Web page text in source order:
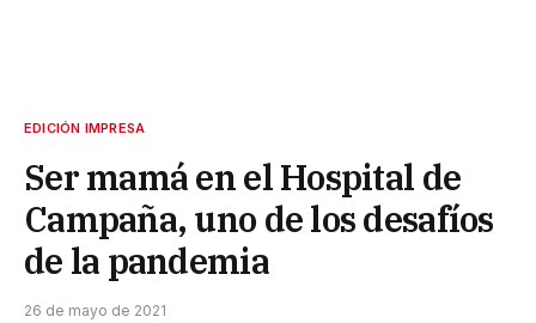
EDICIÓN IMPRESA
Ser mamá en el Hospital de
Campaña, uno de los desafíos
de la pandemia
26 de mayo de 2021